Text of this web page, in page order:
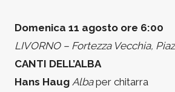
Domenica 11 agosto ore 6:00
LIVORNO – Fortezza Vecchia,
CANTI DELL’ALBA
Hans Haug Albaper chitarra